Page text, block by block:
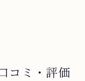
コミ・評価